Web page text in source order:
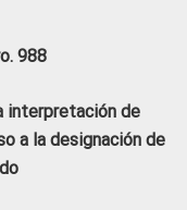
988
interpretación de
a la designación de